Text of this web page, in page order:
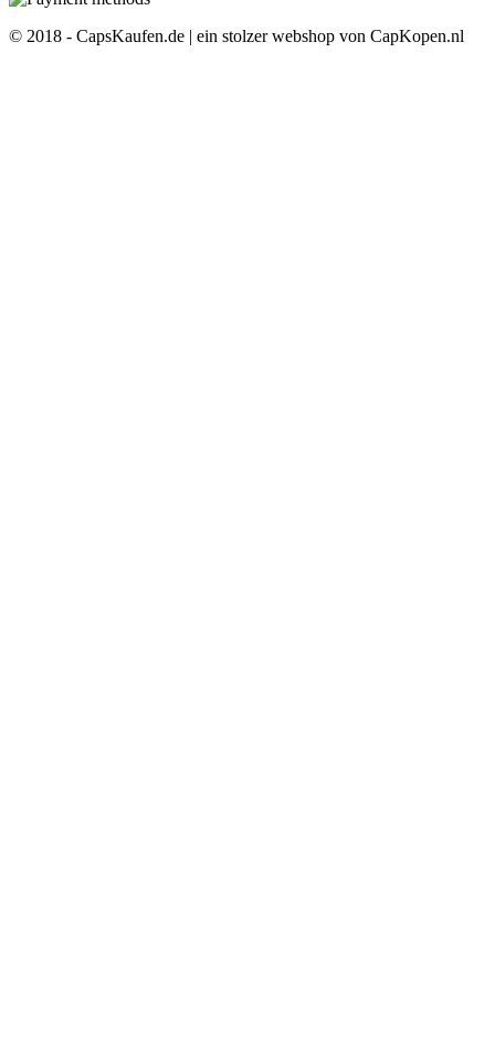
© 2018 - CapsKaufen.de | ein stolzer webshop von CapKopen.nl